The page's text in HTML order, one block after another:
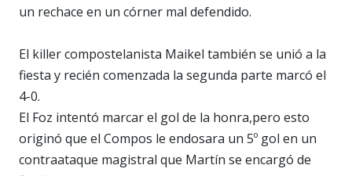
un rechace en un córner mal defendido.
El killer compostelanista Maikel también se unió a la
fiesta y recién comenzada la segunda parte marcó el
4-0.
El Foz intentó marcar el gol de la honra,pero esto
originó que el Compos le endosara un 5º gol en un
contraataque magistral que Martín se encargó de